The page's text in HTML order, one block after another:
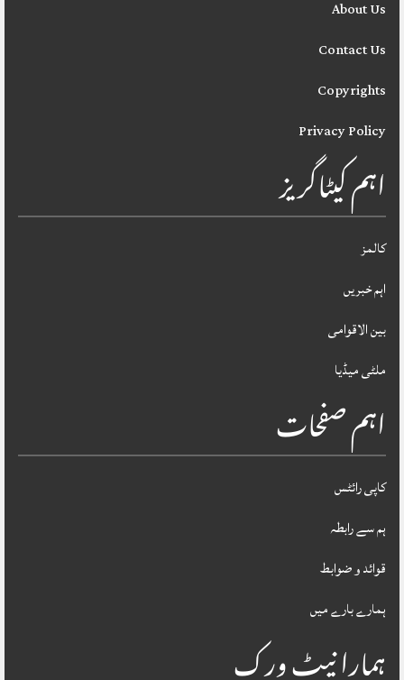
About Us
Contact Us
Copyrights
Privacy Policy
اہم کیٹاگریز
کالمز
اہم خبریں
بین الاقوامی
ملٹی میڈیا
اہم صفحات
کاپی رائٹس
ہم سے رابطہ
قوائد و ضوابط
ہمارے بارے میں